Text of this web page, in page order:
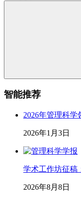
智能推荐
2026年管理科
2026年1月3日
学术工作坊征稿
2026年8月8日